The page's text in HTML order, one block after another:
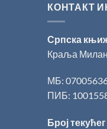
КОНТАКТ
Српска
Краља
МБ:
ПИБ:
Број